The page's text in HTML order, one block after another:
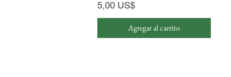
Precio
5,00 US$
Agregar al carrito